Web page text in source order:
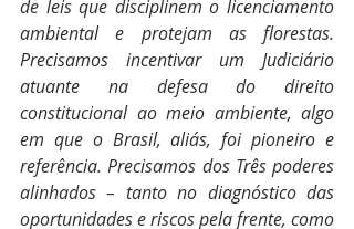
de leis que disciplinem o licenciamento
ambiental e protejam as florestas.
Precisamos incentivar um Judiciário
atuante na defesa do direito
constitucional ao meio ambiente, algo
em que o Brasil, aliás, foi pioneiro e
referência. Precisamos dos Três poderes
alinhados – tanto no diagnóstico das
oportunidades e riscos pela frente, como